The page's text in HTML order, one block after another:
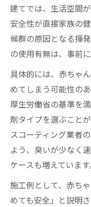
建てでは、生活空間
安全性が直接家族の
候群の原因となる揮
の使用有無は、事前
具体的には、赤ちゃ
めてしまう可能性の
厚生労働省の基準を
剤タイプを選ぶこと
スコーティング業者
よう、臭いが少なく
ケースも増えています
施工例として、赤ち
めても安全」と説明